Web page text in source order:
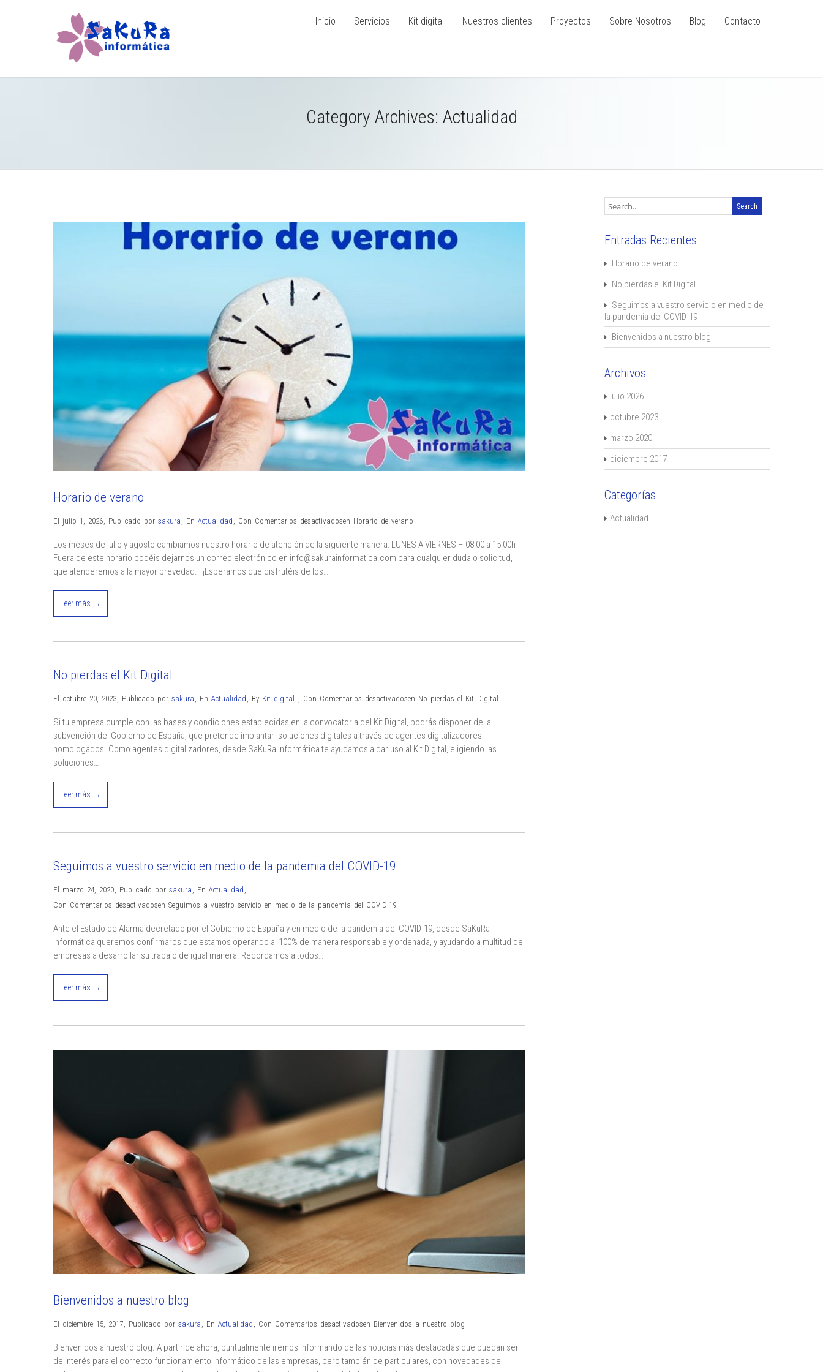
Inicio Servicios Kit digital Nuestros clientes Proyectos Sobre Nosotros Blog Contacto
Category Archives: Actualidad
Horario de verano
El julio 1, 2026, Publicado por sakura , En Actualidad , Con Comentarios desactivadosen Horario de verano
Los meses de julio y agosto cambiamos nuestro horario de atención de la siguiente manera: LUNES A VIERNES – 08:00 a 15:00h
Fuera de este horario podéis dejarnos un correo electrónico en info@sakurainformatica.com para cualquier duda o solicitud,
que atenderemos a la mayor brevedad. ¡Esperamos que disfrutéis de los…
Leer más →
No pierdas el Kit Digital
El octubre 20, 2023, Publicado por sakura , En Actualidad , By Kit digital , Con Comentarios desactivadosen No pierdas el Kit Digital
Si tu empresa cumple con las bases y condiciones establecidas en la convocatoria del Kit Digital, podrás disponer de la
subvención del Gobierno de España, que pretende implantar soluciones digitales a través de agentes digitalizadores
homologados. Como agentes digitalizadores, desde SaKuRa Informática te ayudamos a dar uso al Kit Digital, eligiendo las
soluciones…
Leer más →
Seguimos a vuestro servicio en medio de la pandemia del COVID-19
El marzo 24, 2020, Publicado por sakura , En Actualidad ,
Con Comentarios desactivadosen Seguimos a vuestro servicio en medio de la pandemia del COVID-19
Ante el Estado de Alarma decretado por el Gobierno de España y en medio de la pandemia del COVID-19, desde SaKuRa
Informática queremos confirmaros que estamos operando al 100% de manera responsable y ordenada, y ayudando a multitud de
empresas a desarrollar su trabajo de igual manera. Recordamos a todos…
Leer más →
Bienvenidos a nuestro blog
El diciembre 15, 2017, Publicado por sakura , En Actualidad , Con Comentarios desactivadosen Bienvenidos a nuestro blog
Bienvenidos a nuestro blog. A partir de ahora, puntualmente iremos informando de las noticias más destacadas que puedan ser
de interés para el correcto funcionamiento informático de las empresas, pero también de particulares, con novedades de
Entradas Recientes
Horario de verano
No pierdas el Kit Digital
Seguimos a vuestro servicio en medio de
la pandemia del COVID-19
Bienvenidos a nuestro blog
Archivos
julio 2026
octubre 2023
marzo 2020
diciembre 2017
Categorías
Actualidad